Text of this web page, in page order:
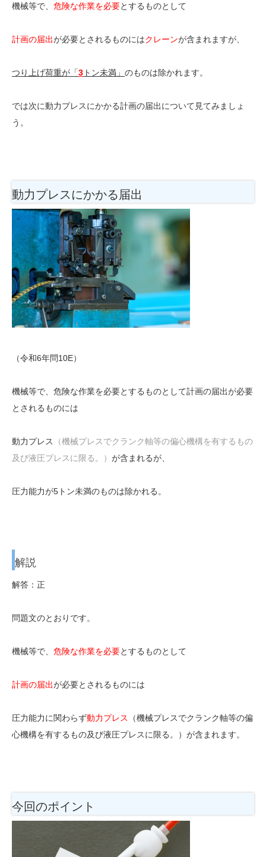
機械等で、 危険な作業を必要とするものとして
計画の届出が必要とされるものにはクレーンが含まれますが、
つり上げ荷重が「3 トン未満」 のものは除かれます。
では次に動力プレスにかかる計画の届出について見てみましょ
う。
動力プレスにかかる届出
（令和6年問10E）
機械等で、危険な作業を必要とするものとして計画の届出が必要
とされるものには
動力プレス
（機械プレスでクランク軸等の偏心機構を有するもの
及び液圧プレスに限る。） が含まれるが、
圧力能力が5トン未満のものは除かれる。
解説
解答：正
問題文のとおりです。
機械等で、 危険な作業を必要とするものとして
計画の届出が必要とされるものには
圧力能力に関わらず動力プレス
（機械プレスでクランク軸等の偏
心機構を有するもの及び液圧プレスに限る。）が含まれます。
今回のポイント